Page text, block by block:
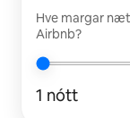
Hve margar
Airbnb?
1 nótt